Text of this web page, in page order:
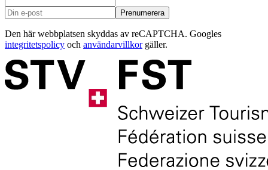
Prenumerera
Den här webbplatsen skyddas av reCAPTCHA. Googles
integritetspolicy och användarvillkorgäller.